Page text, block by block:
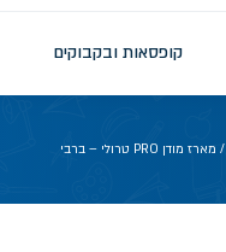
קופסאות ובקבוקים
/ מארז מודן PRO טרולי – ברבי